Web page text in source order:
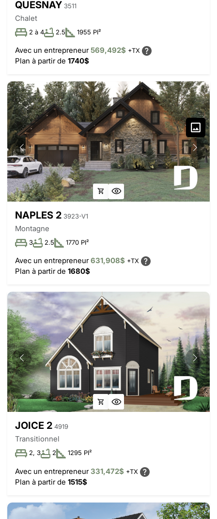
QUESNAY 3511
Chalet
2 à 4 2.5 1955 PI²
Avec un entrepreneur569,492$ +TX
Plan à partir de 1740$
NAPLES 2 3923-V1
Montagne
3 2.5 1770 PI²
Avec un entrepreneur631,908$ +TX
Plan à partir de 1680$
JOICE 2 4919
Transitionnel
2, 3 2 1295 PI²
Avec un entrepreneur331,472$ +TX
Plan à partir de 1515$